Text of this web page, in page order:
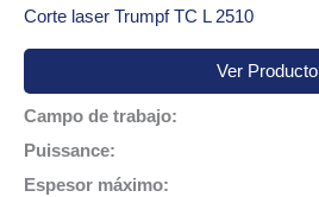
Corte laser Trumpf TC L 2510
Ver Producto
Campo de trabajo:
Puissance:
Espesor máximo: